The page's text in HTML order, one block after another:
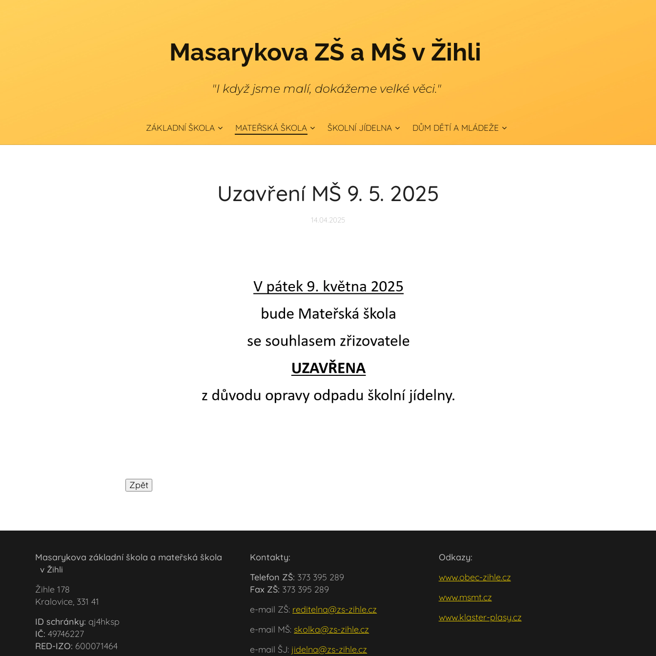
Masarykova ZŠ a MŠ v Žihli
"I když jsme malí, dokážeme velké věci."
ZÁKLADNÍ ŠKOLA MATEŘSKÁ ŠKOLA ŠKOLNÍ JÍDELNA DŮM DĚTÍ A MLÁDEŽE
Uzavření MŠ 9. 5. 2025
14.04.2025
Masarykova základní škola a mateřská škola
v Žihli
Žihle 178
Kralovice, 331 41
ID schránky: qj4hksp
IČ: 49746227
RED-IZO: 600071464
Kontakty:
Telefon ZŠ: 373 395 289
Fax ZŠ: 373 395 289
e-mail ZŠ: reditelna@zs-zihle.cz
e-mail MŠ: skolka@zs-zihle.cz
e-mail ŠJ: jidelna@zs-zihle.cz
Odkazy:
www.obec-zihle.cz
www.msmt.cz
www.klaster-plasy.cz